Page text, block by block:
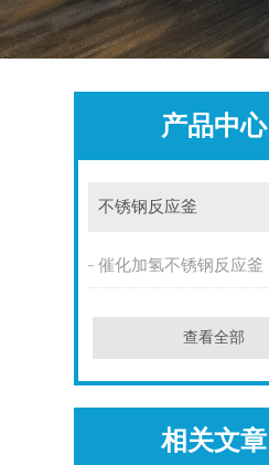
产品中心
不锈钢反应釜
催化加氢不锈钢反应釜
查看全部
相关文章